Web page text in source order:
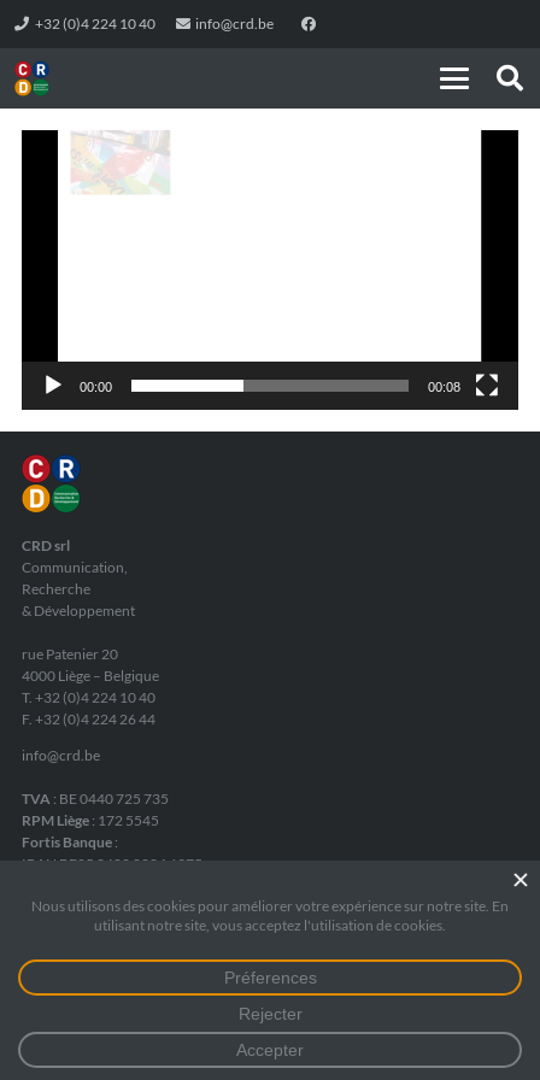
+32 (0)4 224 10 40 info@crd.be
00:00 00:08
CRD srl
Communication,
Recherche
& Développement
rue Patenier 20
4000 Liège – Belgique
T. +32 (0)4 224 10 40
F. +32 (0)4 224 26 44
info@crd.be
TVA : BE 0440 725 735
RPM Liège : 172 5545
Fortis Banque :
IBAN BE05 2400 8084 6975